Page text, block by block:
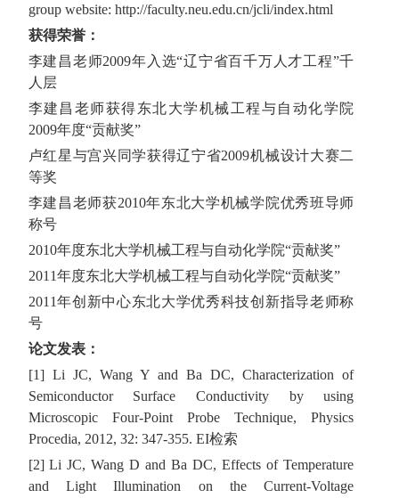
group website: http://faculty.neu.edu.cn/jcli/index.html
获得荣誉：
李建昌老师2009年入选“辽宁省百千万人才工程”千
人层
李建昌老师获得东北大学机械工程与自动化学院
2009年度“贡献奖”
卢红星与宫兴同学获得辽宁省2009机械设计大赛二
等奖
李建昌老师获2010年东北大学机械学院优秀班导师
称号
2010年度东北大学机械工程与自动化学院“贡献奖”
2011年度东北大学机械工程与自动化学院“贡献奖”
2011年创新中心东北大学优秀科技创新指导老师称
号
论文发表：
[1] Li JC, Wang Y and Ba DC, Characterization of
Semiconductor Surface Conductivity by using
Microscopic Four-Point Probe Technique, Physics
Procedia, 2012, 32: 347-355. EI检索
[2] Li JC, Wang D and Ba DC, Effects of Temperature
and Light Illumination on the Current-Voltage